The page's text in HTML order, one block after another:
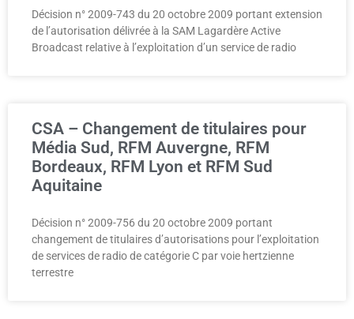
Décision n° 2009-743 du 20 octobre 2009 portant extension
de l’autorisation délivrée à la SAM Lagardère Active
Broadcast relative à l’exploitation d’un service de radio
CSA – Changement de titulaires pour
Média Sud, RFM Auvergne, RFM
Bordeaux, RFM Lyon et RFM Sud
Aquitaine
Décision n° 2009-756 du 20 octobre 2009 portant
changement de titulaires d’autorisations pour l’exploitation
de services de radio de catégorie C par voie hertzienne
terrestre